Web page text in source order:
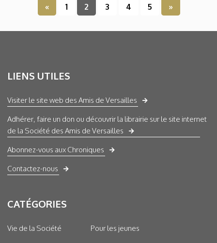
« 1 2 3 4 5 »
LIENS UTILES
Visiter le site web des Amis de Versailles
Adhérer, faire un don ou découvrir la librairie sur le site internet
de la Société des Amis de Versailles
Abonnez-vous aux Chroniques
Contactez-nous
CATÉGORIES
Vie de la Société
Pour les jeunes